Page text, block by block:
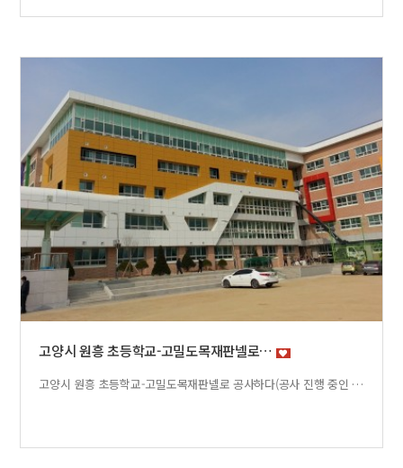
고양시 원흥 초등학교-고밀도목재판넬로…
고양시 원흥 초등학교-고밀도목재판넬로 공사하다(공사 진행 중인 사진)